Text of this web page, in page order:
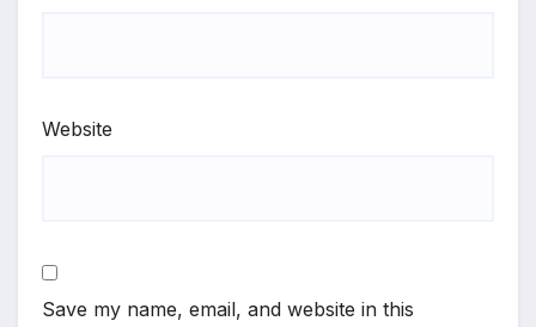
Website
Save my name, email, and website in this